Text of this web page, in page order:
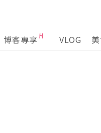
博客專享 VLOG